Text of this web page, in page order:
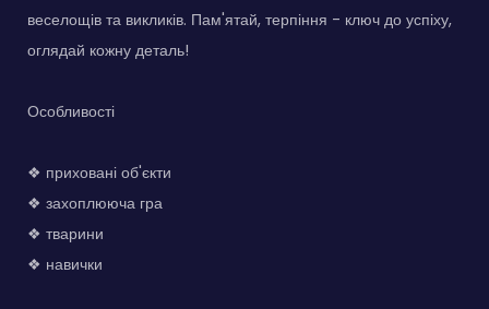
веселощів та викликів. Пам'ятай, терпіння - ключ до успіху,
оглядай кожну деталь!
Особливості
❖ приховані об'єкти
❖ захоплююча гра
❖ тварини
❖ навички